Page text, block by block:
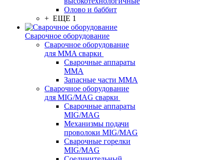
Олово и баббит
+ ЕЩЕ 1
Сварочное оборудование
Сварочное оборудование
для MMA сварки
Сварочные аппараты
MMA
Запасные части MMA
Сварочное оборудование
для MIG/MAG сварки
Сварочные аппараты
MIG/MAG
Механизмы подачи
проволоки MIG/MAG
Сварочные горелки
MIG/MAG